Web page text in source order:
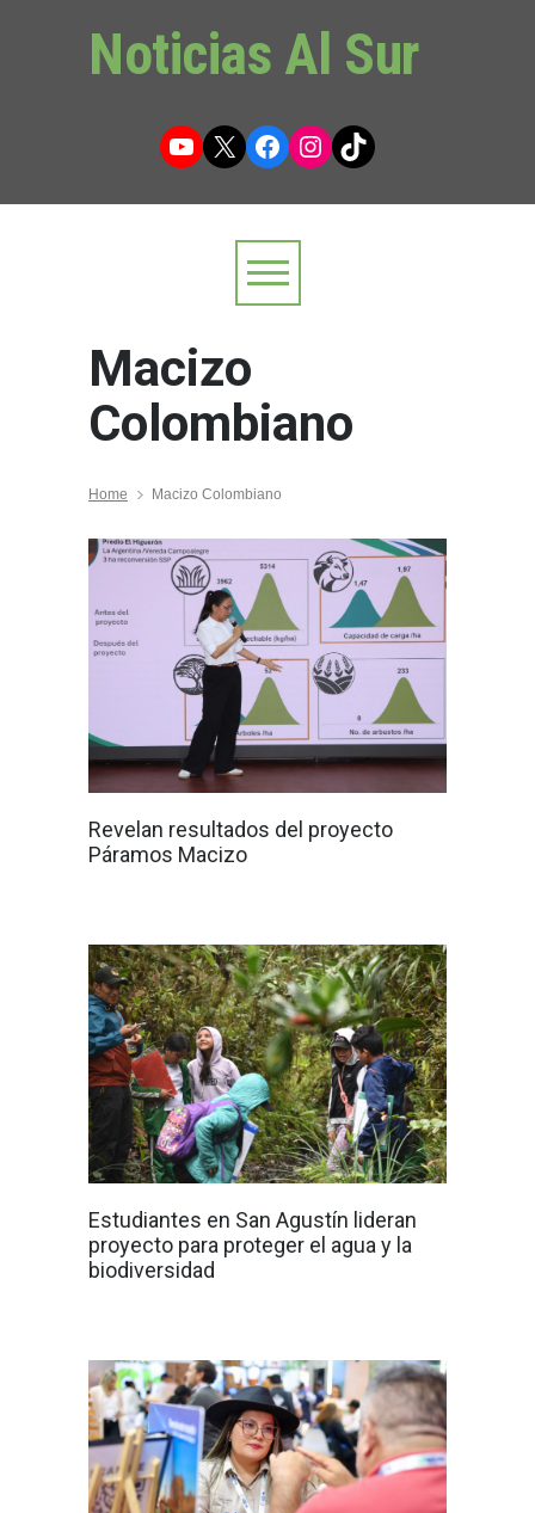
Noticias Al Sur
YouTube
X Facebook
Instagram
TikTok
Macizo
Colombiano
Home Macizo Colombiano
Revelan resultados del proyecto
Páramos Macizo
Estudiantes en San Agustín lideran
proyecto para proteger el agua y la
biodiversidad